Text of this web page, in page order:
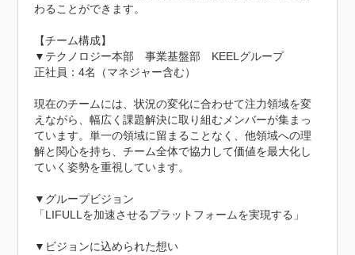
わることができます。
【チーム構成】
▼テクノロジー本部　事業基盤部　KEELグループ
正社員：4名（マネジャー含む）
現在のチームには、状況の変化に合わせて注力領域を変
えながら、幅広く課題解決に取り組むメンバーが集まっ
ています。単一の領域に留まることなく、他領域への理
解と関心を持ち、チーム全体で協力して価値を最大化し
ていく姿勢を重視しています。
▼グループビジョン
「LIFULLを加速させるプラットフォームを実現する」
▼ビジョンに込められた想い